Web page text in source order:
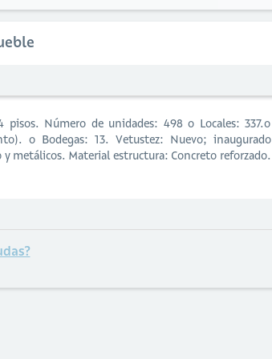
Número de unidades: 498 o Locales: 337.o
o Bodegas: 13. Vetustez: Nuevo; inaugurado
metálicos. Material estructura: Concreto reforzado.